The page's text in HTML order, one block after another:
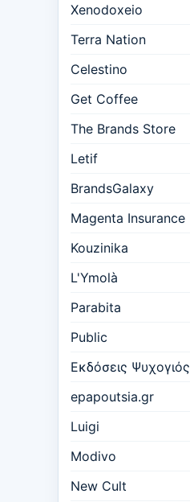
Xenodoxeio
Terra Nation
Celestino
Get Coffee
The Brands Store
Letif
BrandsGalaxy
Magenta Insurance
Kouzinika
L'Ymolà
Parabita
Public
Εκδόσεις Ψυχογιός
epapoutsia.gr
Luigi
Modivo
New Cult